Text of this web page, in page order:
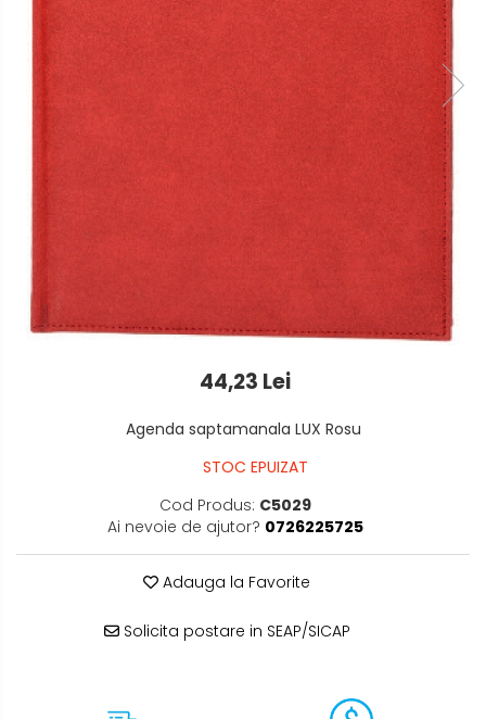
Foarfeci
Perforatoare
Suporturi pentru accesorii
Suporturi pentru documente
Tavite pentru Documente
Detergenti vase
Dispensere si consumabile
Europubele
Hartie igienica
Produse din hartie
Prosoape din hartie
Sapunuri si dezinfectanti44,23 Lei
Agenda saptamanala LUX Rosu
STOC EPUIZAT
Cod Produs: C5029
Ai nevoie de ajutor? 0726225725
Adauga la Favorite
Solicita postare in SEAP/SICAP